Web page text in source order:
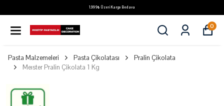
1.999₺ Üzeri Kargo Bedava
0
Pasta Malzemeleri Pasta Çikolatası
Pralin Çikolata
Meıster Pralin Çikolata 1 Kg